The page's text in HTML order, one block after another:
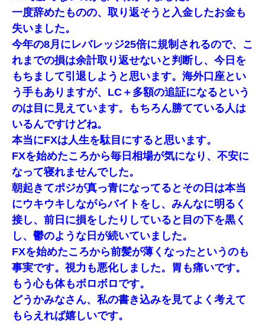
一度辞めたものの、取り返そうと入金したお金も
失いました。
今年の8月にレバレッジ25倍に規制されるので、こ
れまでの損は余計取り返せないと判断し、今日を
もちまして引退しようと思います。海外口座とい
う手もありますが、LC＋多額の追証になるという
のは目に見えています。もちろん勝てている人は
いるんですけどね。
本当にFXは人生を駄目にすると思います。
FXを始めたころから毎日相場が気になり、不安に
なって寝れませんでした。
朝起きてポジが真っ青になってるとその日は本当
にウキウキしながらバイトをし、みんなに明るく
接し、前日に損をしたりしていると目の下を黒く
し、鬱のような日が続いていました。
FXを始めたころから前髪が薄くなったというのも
事実です。視力も悪化しました。胃も痛いです。
もう心も体もボロボロです。
どうかみなさん、私の書き込みを見てよく考えて
もらえれば嬉しいです。